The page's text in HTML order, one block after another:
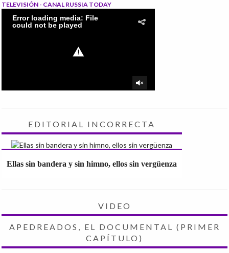
TELEVISIÓN - CANAL RUSSIA TODAY
EDITORIAL INCORRECTA
Ellas sin bandera y sin himno, ellos sin vergüenza
VIDEO
APEDREADOS, EL DOCUMENTAL (PRIMER
CAPÍTULO)